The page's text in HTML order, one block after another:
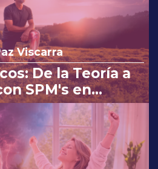
Viscarra
De la Teoría a
SPM's en